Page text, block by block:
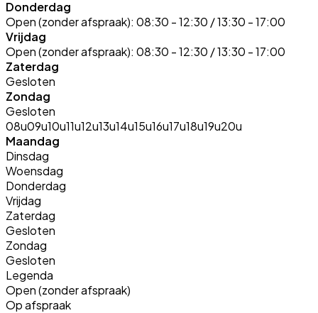
Donderdag
Open (zonder afspraak): 08:30 - 12:30 / 13:30 - 17:00
Vrijdag
Open (zonder afspraak): 08:30 - 12:30 / 13:30 - 17:00
Zaterdag
Gesloten
Zondag
Gesloten
08u09u10u11u12u13u14u15u16u17u18u19u20u
Maandag
Dinsdag
Woensdag
Donderdag
Vrijdag
Zaterdag
Gesloten
Zondag
Gesloten
Legenda
Open (zonder afspraak)
Op afspraak